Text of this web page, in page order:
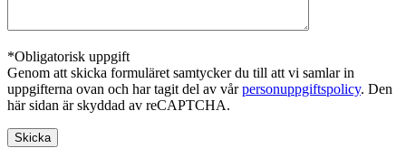
*Obligatorisk uppgift
Genom att skicka formuläret samtycker du till att vi samlar in
uppgifterna ovan och har tagit del av vårpersonuppgiftspolicy. Den
här sidan är skyddad av reCAPTCHA.